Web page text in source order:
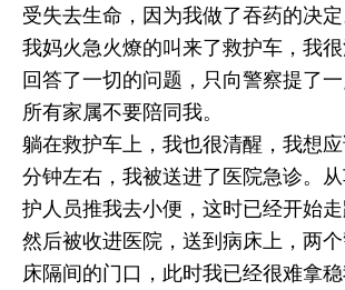
受失去生命，因为我做了吞药的决定
我妈火急火燎的叫来了救护车，我
回答了一切的问题，只向警察提了
所有家属不要陪同我。
躺在救护车上，我也很清醒，我想
分钟左右，我被送进了医院急诊。
护人员推我去小便，这时已经开始走
然后被收进医院，送到病床上，两
床隔间的门口，此时我已经很难拿稳